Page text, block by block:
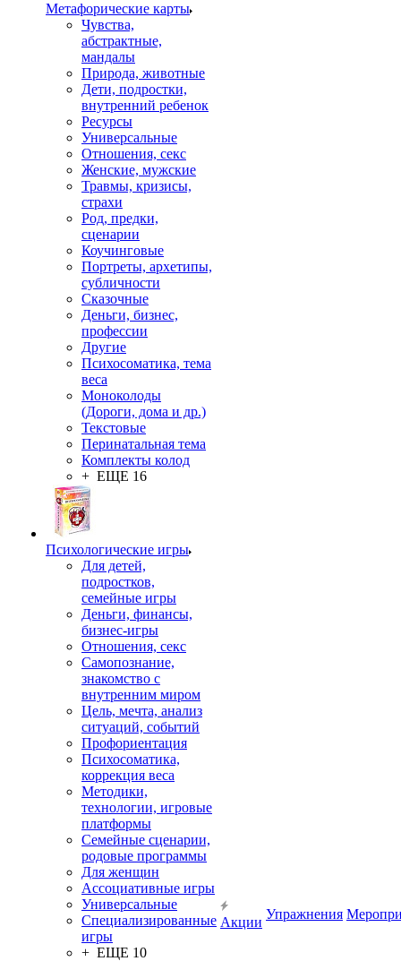
Mетафорические карты
Чувства,
абстрактные,
мандалы
Природа, животные
Дети, подростки,
внутренний ребенок
Ресурсы
Универсальные
Отношения, секс
Женские, мужские
Травмы, кризисы,
страхи
Род, предки,
сценарии
Коучинговые
Портреты, архетипы,
субличности
Сказочные
Деньги, бизнес,
профессии
Другие
Психосоматика, тема
веса
Моноколоды
(Дороги, дома и др.)
Текстовые
Перинатальная тема
Комплекты колод
+ ЕЩЕ 16
Психологические игры
Для детей,
подростков,
семейные игры
Деньги, финансы,
бизнес-игры
Отношения, секс
Самопознание,
знакомство с
внутренним миром
Цель, мечта, анализ
ситуаций, событий
Профориентация
Психосоматика,
коррекция веса
Методики,
технологии, игровые
платформы
Семейные сценарии,
родовые программы
Для женщин
Ассоциативные игры
Универсальные
Специализированные
игры
+ ЕЩЕ 10
Акции
Упражнения